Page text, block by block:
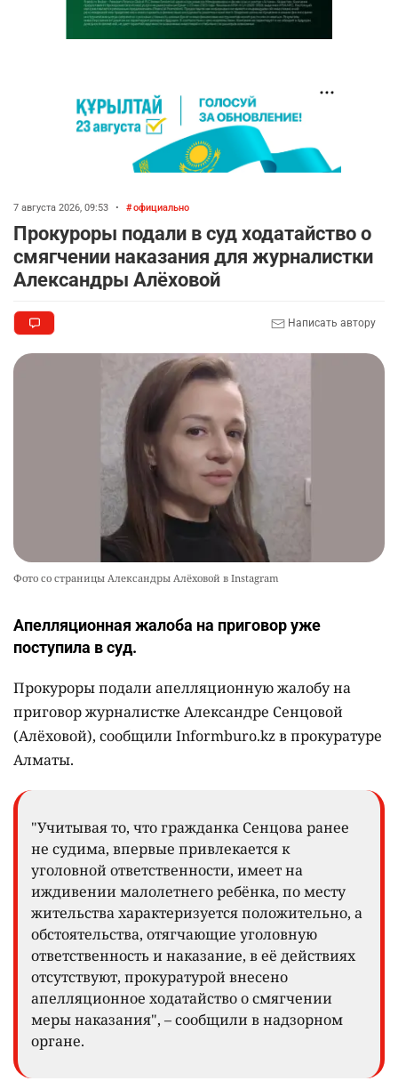
7 августа 2026, 09:53 • официально
Прокуроры подали в суд ходатайство о
смягчении наказания для журналистки
Александры Алёховой
Написать автору
Фото со страницы Александры Алёховой в Instagram
Апелляционная жалоба на приговор уже
поступила в суд.
Прокуроры подали апелляционную жалобу на
приговор журналистке Александре Сенцовой
(Алёховой), сообщили Informburo.kz в прокуратуре
Алматы.
"Учитывая то, что гражданка Сенцова ранее
не судима, впервые привлекается к
уголовной ответственности, имеет на
иждивении малолетнего ребёнка, по месту
жительства характеризуется положительно, а
обстоятельства, отягчающие уголовную
ответственность и наказание, в её действиях
отсутствуют, прокуратурой внесено
апелляционное ходатайство о смягчении
меры наказания", – сообщили в надзорном
органе.